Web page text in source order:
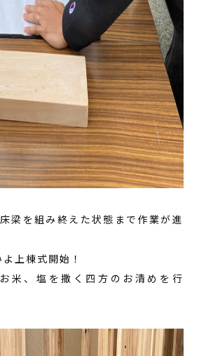
梁を組み終えた状態まで作業が進
上棟式開始！
米、塩を撒く四方のお清めを行